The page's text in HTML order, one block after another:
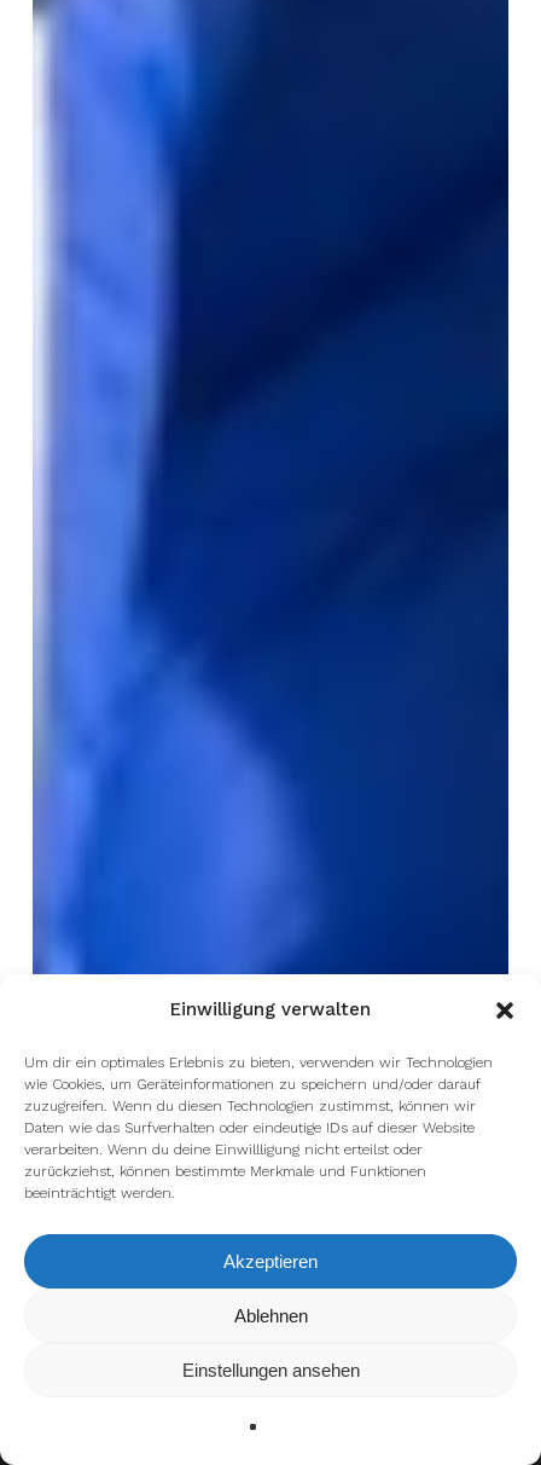
Einwilligung verwalten
Um dir ein optimales Erlebnis zu bieten, verwenden wir Technologien
wie Cookies, um Geräteinformationen zu speichern und/oder darauf
zuzugreifen. Wenn du diesen Technologien zustimmst, können wir
Daten wie das Surfverhalten oder eindeutige IDs auf dieser Website
verarbeiten. Wenn du deine Einwillligung nicht erteilst oder
zurückziehst, können bestimmte Merkmale und Funktionen
beeinträchtigt werden.
Akzeptieren
Ablehnen
Einstellungen ansehen
Wir verwenden Cookies, um dir die bestmögliche Erfahrung auf
kannst du erfahren, welche Cookies wir
verwenden oder sie ausschalten.